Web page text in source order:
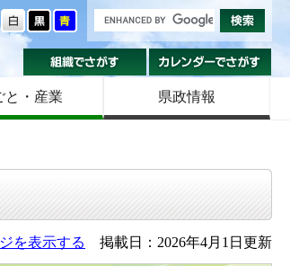
色を変える
組織でさがす
と・産業 県政情報
を表示する 掲載日：2026年4月1日更新